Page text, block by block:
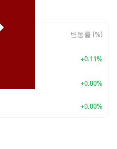
변동률 (%)
+0.11%
+0.00%
+0.00%